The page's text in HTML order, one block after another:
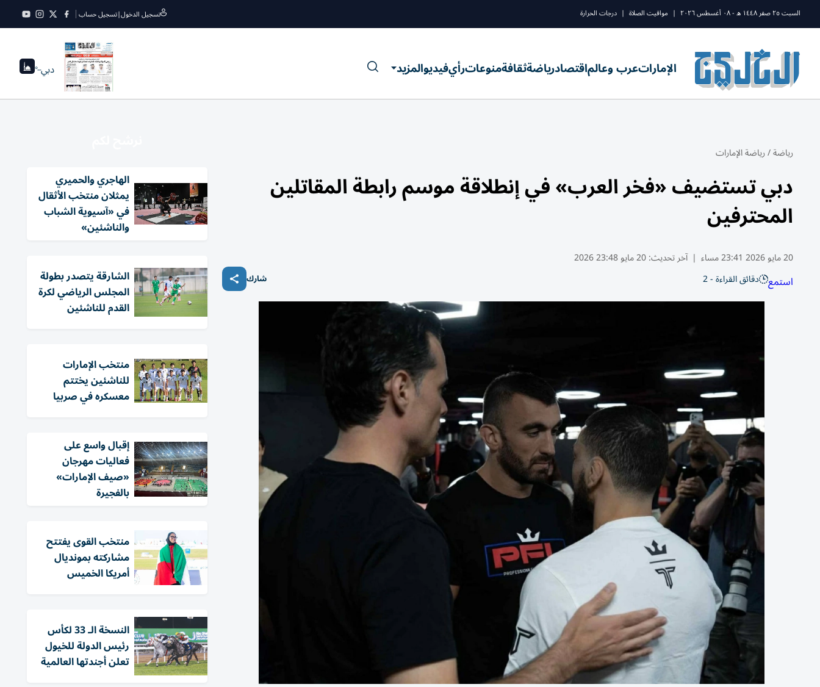
السبت ٢٥ صفر ١٤٤٨ ه - ٠٨ أغسطس ٢٠٢٦ | مواقيت الصلاة | درجات الحرارة تسجيل الدخول|تسجيل حساب
الإماراتعرب وعالماقتصادرياضةثقافةمنوعاترأيفيديوالمزيد دبي--°
رياضة/رياضة الإمارات
دبي تستضيف «فخر العرب» في إنطلاقة موسم رابطة المقاتلين
المحترفين
20 مايو 2026 23:41 مساء | آخر تحديث:20 مايو 23:48 2026
استمع دقائق القراءة - 2 شارك
الهاجري والحميري
يمثلان منتخب الأثقال
في «آسيوية الشباب
والناشئين»
الشارقة يتصدر بطولة
المجلس الرياضي لكرة
القدم للناشئين
منتخب الإمارات
للناشئين يختتم
معسكره في صربيا
إقبال واسع على
فعاليات مهرجان
«صيف الإمارات»
بالفجيرة
منتخب القوى يفتتح
مشاركته بمونديال
أمريكا الخميس
النسخة الـ 33 لكأس
رئيس الدولة للخيول
تعلن أجندتها العالمية